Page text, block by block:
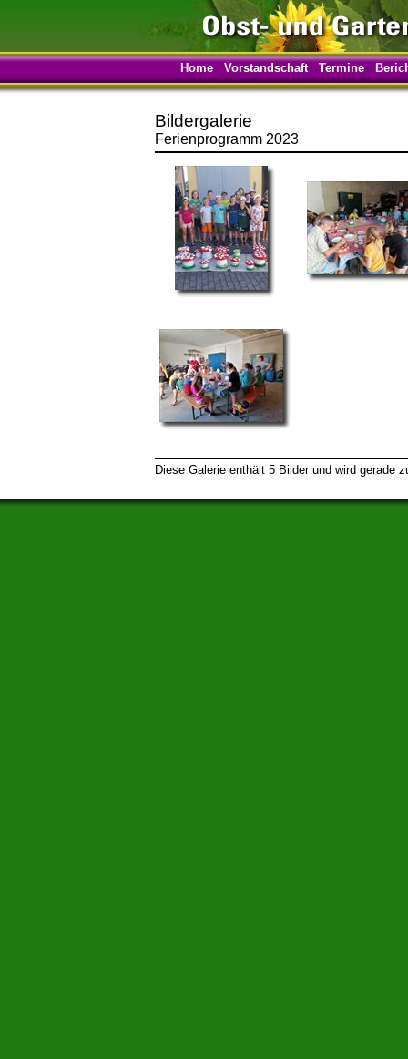
Home Vorstandschaft Termine
Bildergalerie
Ferienprogramm 2023
Diese Galerie enthält 5 Bilder und wird gerade